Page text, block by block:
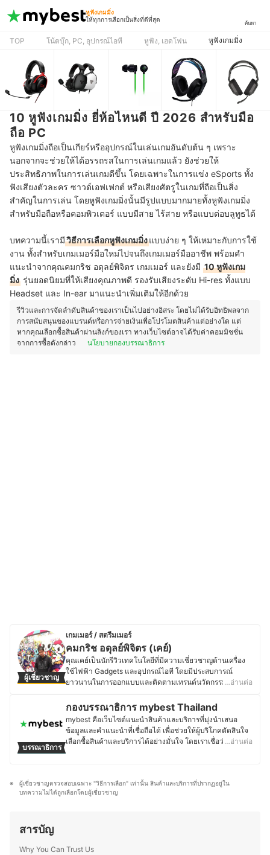
หูฟังเกมมิ่ง
ให้ทุกการเลือกเป็นสิ่งที่ดีที่สุด
ค้นหา
TOP โน้ตบุ๊ก, PC, อุปกรณ์ไอที หูฟัง, เฮดโฟน หูฟังเกมมิ่ง
10 หูฟังเกมมิ่ง ยี่ห้อไหนดี ปี 2026 สำหรับมือ
ถือ PC
หูฟังเกมมิ่งถือเป็นเกียร์หรืออุปกรณ์ในเล่นเกมอันดับต้น ๆ เพราะ
นอกจากจะช่วยให้ได้อรรถรสในการเล่นเกมแล้ว ยังช่วยให้
ประสิทธิภาพในการเล่นเกมดีขึ้น โดยเฉพาะในการแข่ง eSports ทั้ง
ฟังเสียงตัวละคร ซาวด์เอฟเฟกต์ หรือเสียงศัตรูในเกมที่ถือเป็นสิ่ง
สำคัญในการเล่น โดยหูฟังเกมมิ่งนั้นมีรูปแบบมากมายทั้งหูฟังเกมมิ่ง
สำหรับมือถือหรือคอมพิวเตอร์ แบบมีสาย ไร้สาย หรือแบบต่อบลูทูธได้
บทความนี้เรามีวิธีการเลือกหูฟังเกมมิ่งแบบง่าย ๆ ให้เหมาะกับการใช้
งาน ทั้งสำหรับเกมเมอร์มือใหม่ไปจนถึงเกมเมอร์มืออาชีพ พร้อมคำ
แนะนำจากคุณคมกริช อดุลย์พิจิตร เกมเมอร์ และยังมี 10 หูฟังเกม
มิ่ง รุ่นยอดนิยมที่ให้เสียงคุณภาพดี รองรับเสียงระดับ Hi-res ทั้งแบบ
Headset และ In-ear มาแนะนำเพิ่มเติมให้อีกด้วย
รีวิวและการจัดลำดับสินค้าของเราเป็นไปอย่างอิสระ โดยไม่ได้รับอิทธิพลจาก
การสนับสนุนของแบรนด์หรือการจ่ายเงินเพื่อโปรโมตสินค้าแต่อย่างใด แต่
หากคุณเลือกซื้อสินค้าผ่านลิงก์ของเรา ทางเว็บไซต์อาจได้รับค่าคอมมิชชั่น
จากการซื้อดังกล่าว
นโยบายกองบรรณาธิการ
ผู้เชี่ยวชาญ
เกมเมอร์ / สตรีมเมอร์
คมกริช อดุลย์พิจิตร (เคย์)
คุณเคย์เป็นนักรีวิวเทคโนโลยีที่มีความเชี่ยวชาญด้านเครื่อง
ใช้ไฟฟ้า Gadgets และอุปกรณ์ไอที โดยมีประสบการณ์
ยาวนานในการออกแบบและติดตามเทรนด์นวัตกรรมใหม่ ๆ
ซอฟต์แวร์ต่าง ๆ นอกจากเทคโนโลยีแล้ว ยังมีความสนใจใน
เกม โดยปัจจุบันยังเป็นทั้งสตรีมเมอร์และผู้สร้างคอนเทนต์บน
เพจ Blackkat Gamer ซึ่งเน้นเนื้อหาเกี่ยวกับเกมมือถือ
Nintendo Switch และเกม PC อีกทั้งยังมีประสบการณ์ทำงาน
การถ่ายทอดข้อมูลที่เป็นประโยชน์ ทั้งรีวิวอุปกรณ์ไอที เปรียบ
เทียบเครื่องเกม หรืออัปเดตเทรนด์อุตสาหกรรมเกมและ
…อ่านต่อ
บรรณาธิการ
กองบรรณาธิการ mybest Thailand
mybest คือเว็บไซต์แนะนำสินค้าและบริการที่มุ่งนำเสนอ
ข้อมูลและคำแนะนำที่เชื่อถือได้ เพื่อช่วยให้ผู้บริโภคตัดสินใจ
เลือกซื้อสินค้าและบริการได้อย่างมั่นใจ โดยเราเชื่อว่าการ
และเรียบเรียงโดยทีมบรรณาธิการ พร้อมตรวจสอบความถูก
ต้องร่วมกับผู้เชี่ยวชาญในแต่ละหมวดหมู่ เพื่อให้ผู้อ่านได้รับ
เพราะเราเข้าใจว่าความต้องการของผู้บริโภคมีความหลาก
…อ่านต่อ
ผู้เชี่ยวชาญตรวจสอบเฉพาะ "วิธีการเลือก" เท่านั้น สินค้าและบริการที่ปรากฏอยู่ใน
บทความไม่ได้ถูกเลือกโดยผู้เชี่ยวชาญ
สารบัญ
Why You Can Trust Us